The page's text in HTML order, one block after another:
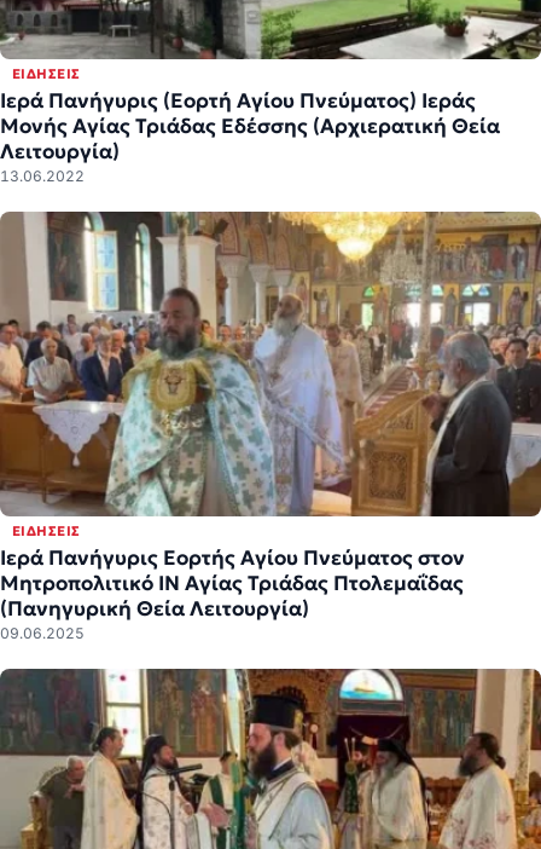
ΕΙΔΉΣΕΙΣ
Ιερά Πανήγυρις (Εορτή Αγίου Πνεύματος) Ιεράς
Μονής Αγίας Τριάδας Εδέσσης (Αρχιερατική Θεία
Λειτουργία)
13.06.2022
ΕΙΔΉΣΕΙΣ
Ιερά Πανήγυρις Εορτής Αγίου Πνεύματος στον
Μητροπολιτικό ΙΝ Αγίας Τριάδας Πτολεμαΐδας
(Πανηγυρική Θεία Λειτουργία)
09.06.2025